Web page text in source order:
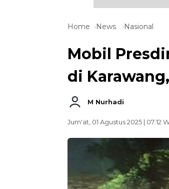
Home News Nasional
Mobil
di
M Nurhadi
Jum'at, 01 Agustus 2025 | 07:12